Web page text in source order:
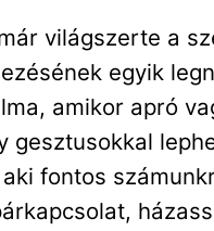
világszerte a
egyik
amikor apró
gesztusokkal
fontos